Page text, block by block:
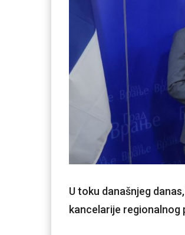
U toku današnjeg
kancelarije regionalnog